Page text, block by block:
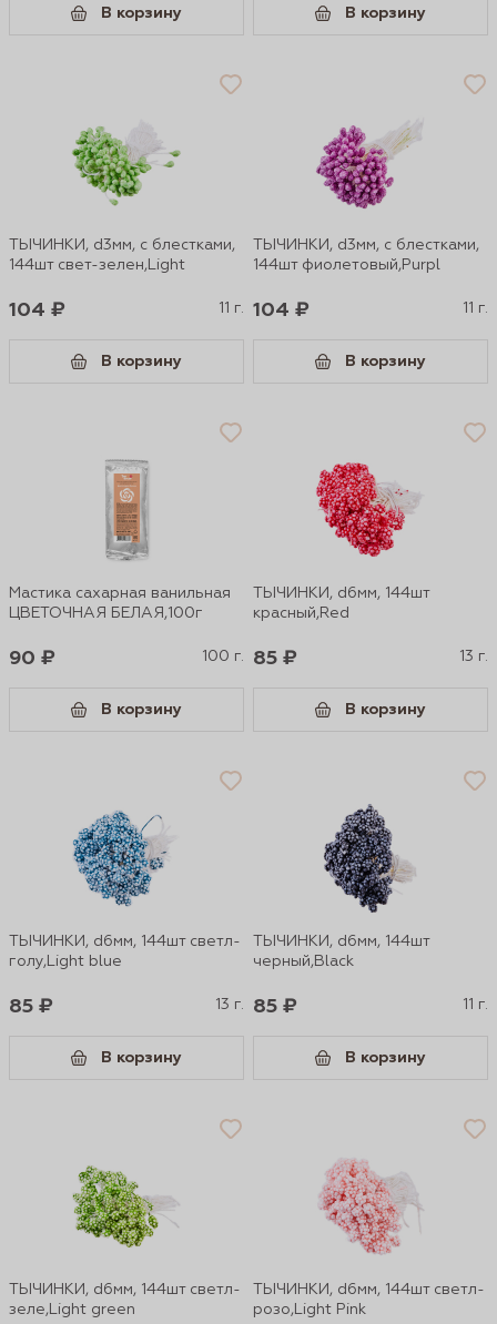
В корзину В корзину
ТЫЧИНКИ, d3мм, с блестками,
144шт свет-зелен,Light
104 ₽ 11 г.
В корзину
ТЫЧИНКИ, d3мм, с блестками,
144шт фиолетовый,Purpl
104 ₽ 11 г.
В корзину
Мастика сахарная ванильная
ЦВЕТОЧНАЯ БЕЛАЯ,100г
90 ₽ 100 г.
В корзину
ТЫЧИНКИ, d6мм, 144шт
красный,Red
85 ₽ 13 г.
В корзину
ТЫЧИНКИ, d6мм, 144шт светл-
голу,Light blue
85 ₽ 13 г.
В корзину
ТЫЧИНКИ, d6мм, 144шт
черный,Black
85 ₽ 11 г.
В корзину
ТЫЧИНКИ, d6мм, 144шт светл-
зеле,Light green
ТЫЧИНКИ, d6мм, 144шт cветл-
розо,Light Pink